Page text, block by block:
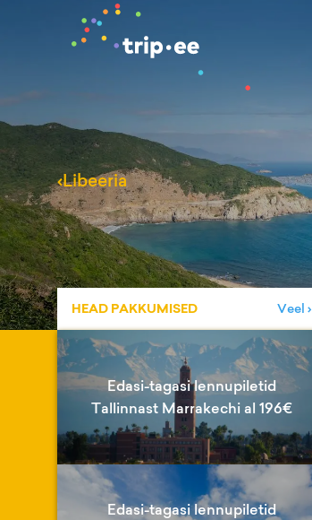
‹Libeeria
HEAD PAKKUMISED Veel ›
Edasi-tagasi lennupiletid
Tallinnast Marrakechi al 196€
Edasi-tagasi lennupiletid